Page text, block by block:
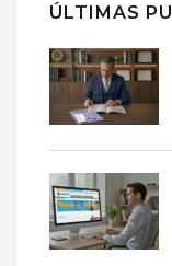
ÚLTIMAS